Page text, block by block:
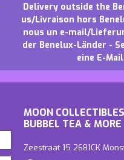
Delivery outside the
us/Livraison hors
nous un e-mail/
der Benelux-Länder -
eine E-
MOON
BUBBEL TEA & MORE
Zeestraat 15 2681CK